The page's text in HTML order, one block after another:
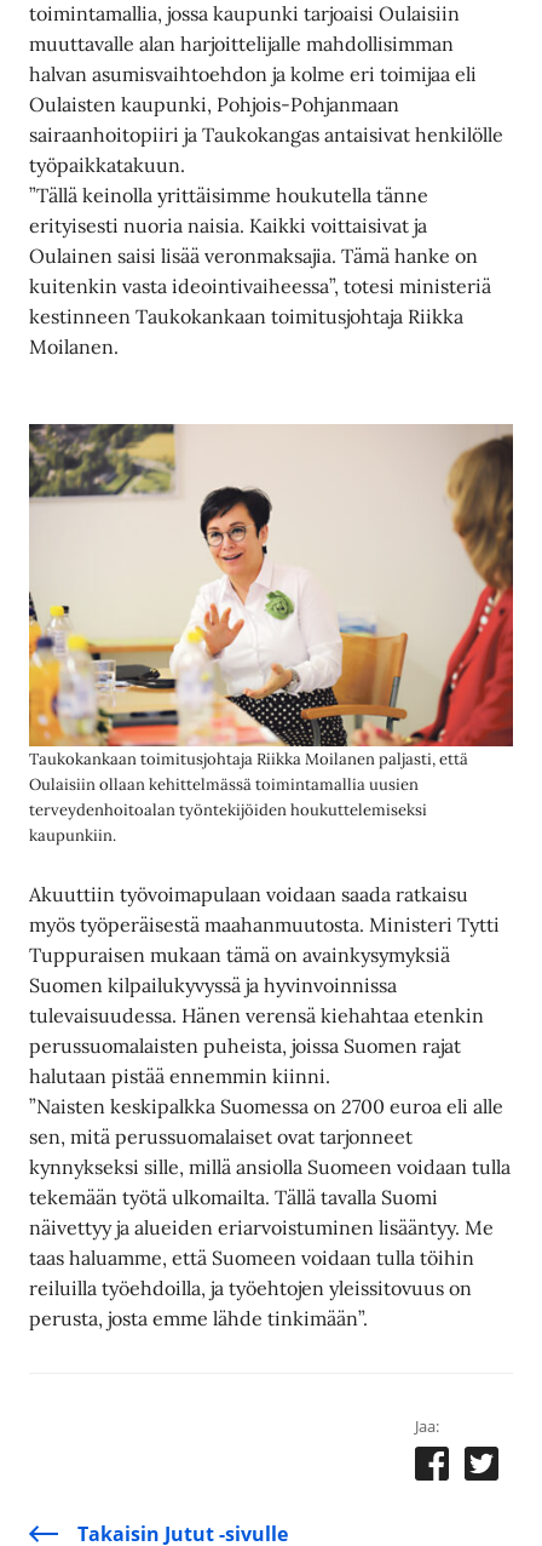
toimintamallia, jossa kaupunki tarjoaisi Oulaisiin
muuttavalle alan harjoittelijalle mahdollisimman
halvan asumisvaihtoehdon ja kolme eri toimijaa eli
Oulaisten kaupunki, Pohjois-Pohjanmaan
sairaanhoitopiiri ja Taukokangas antaisivat henkilölle
työpaikkatakuun.
”Tällä keinolla yrittäisimme houkutella tänne
erityisesti nuoria naisia. Kaikki voittaisivat ja
Oulainen saisi lisää veronmaksajia. Tämä hanke on
kuitenkin vasta ideointivaiheessa”, totesi ministeriä
kestinneen Taukokankaan toimitusjohtaja Riikka
Moilanen.
Taukokankaan toimitusjohtaja Riikka Moilanen paljasti, että
Oulaisiin ollaan kehittelmässä toimintamallia uusien
terveydenhoitoalan työntekijöiden houkuttelemiseksi
kaupunkiin.
Akuuttiin työvoimapulaan voidaan saada ratkaisu
myös työperäisestä maahanmuutosta. Ministeri Tytti
Tuppuraisen mukaan tämä on avainkysymyksiä
Suomen kilpailukyvyssä ja hyvinvoinnissa
tulevaisuudessa. Hänen verensä kiehahtaa etenkin
perussuomalaisten puheista, joissa Suomen rajat
halutaan pistää ennemmin kiinni.
”Naisten keskipalkka Suomessa on 2700 euroa eli alle
sen, mitä perussuomalaiset ovat tarjonneet
kynnykseksi sille, millä ansiolla Suomeen voidaan tulla
tekemään työtä ulkomailta. Tällä tavalla Suomi
näivettyy ja alueiden eriarvoistuminen lisääntyy. Me
taas haluamme, että Suomeen voidaan tulla töihin
reiluilla työehdoilla, ja työehtojen yleissitovuus on
perusta, josta emme lähde tinkimään”.
Jaa:
Takaisin Jutut -sivulle